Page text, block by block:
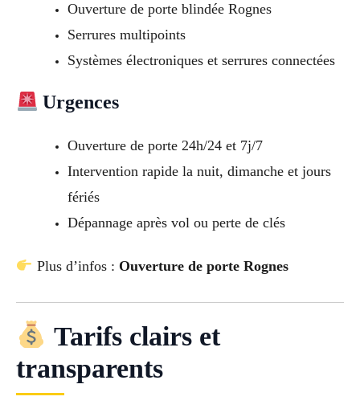
Ouverture de porte blindée Rognes
Serrures multipoints
Systèmes électroniques et serrures connectées
Urgences
Ouverture de porte 24h/24 et 7j/7
Intervention rapide la nuit, dimanche et jours
fériés
Dépannage après vol ou perte de clés
Plus d’infos : Ouverture de porte Rognes
Tarifs clairs et
transparents